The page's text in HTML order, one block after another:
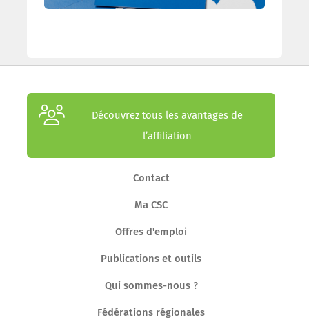
Découvrez tous les avantages de
l’affiliation
Contact
Ma CSC
Offres d'emploi
Publications et outils
Qui sommes-nous ?
Fédérations régionales